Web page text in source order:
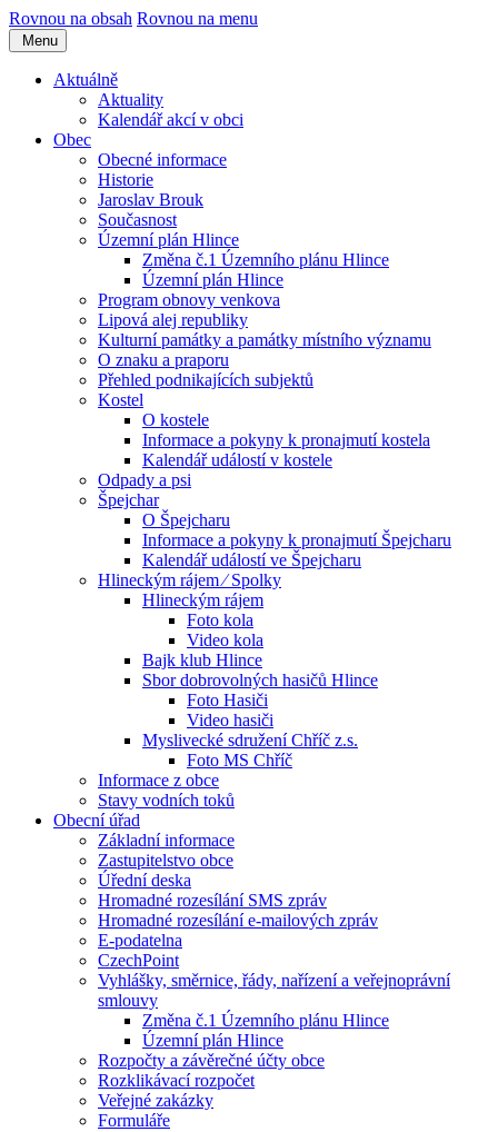
Rovnou na obsah Rovnou na menu
Menu
Aktuálně
Aktuality
Kalendář akcí v obci
Obec
Obecné informace
Historie
Jaroslav Brouk
Současnost
Územní plán Hlince
Změna č.1 Územního plánu Hlince
Územní plán Hlince
Program obnovy venkova
Lipová alej republiky
Kulturní památky a památky místního významu
O znaku a praporu
Přehled podnikajících subjektů
Kostel
O kostele
Informace a pokyny k pronajmutí kostela
Kalendář událostí v kostele
Odpady a psi
Špejchar
O Špejcharu
Informace a pokyny k pronajmutí Špejcharu
Kalendář událostí ve Špejcharu
Hlineckým rájem ⁄ Spolky
Hlineckým rájem
Foto kola
Video kola
Bajk klub Hlince
Sbor dobrovolných hasičů Hlince
Foto Hasiči
Video hasiči
Myslivecké sdružení Chříč z.s.
Foto MS Chříč
Informace z obce
Stavy vodních toků
Obecní úřad
Základní informace
Zastupitelstvo obce
Úřední deska
Hromadné rozesílání SMS zpráv
Hromadné rozesílání e-mailových zpráv
E-podatelna
CzechPoint
Vyhlášky, směrnice, řády, nařízení a veřejnoprávní
smlouvy
Změna č.1 Územního plánu Hlince
Územní plán Hlince
Rozpočty a závěrečné účty obce
Rozklikávací rozpočet
Veřejné zakázky
Formuláře